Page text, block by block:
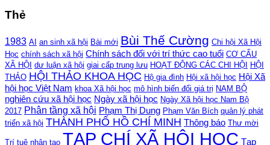
Thẻ
1983 AI an sinh xã hội Bài mới Bùi Thế Cường Chi hội Xã Hội
Học chính sách xã hội Chính sách đối với trí thức cao tuổi CƠ CẤU
XÃ HỘI dư luận xã hội giai cấp trung lưu HOẠT ĐỘNG CÁC CHI HỘI
HỘI
THẢO HỘI THẢO KHOA HỌC Hộ gia đình Hội xã hội học Hội Xã
hội học Việt Nam khoa Xã hội học mô hình biến đổi giá trị NAM BỘ
nghiên cứu xã hội học Ngày xã hội học Ngày Xã hội học Nam Bộ
2017 Phân tầng xã hội Phạm Thị Dung Phạm Văn Bích quản lý phát
triển xã hội THÀNH PHỐ HỒ CHÍ MINH Thông báo Thư mời
Trí tuệ nhân tạo TẠP CHÍ XÃ HỘI HỌC Tạp